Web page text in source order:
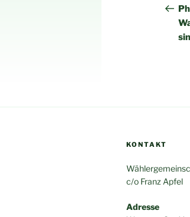
KONTAKT
c/o Franz Apfel
Adresse